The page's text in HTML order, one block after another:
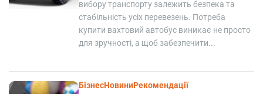
вибору транспорту залежить безпека та
стабільність усіх перевезень. Потреба
купити вахтовий автобус виникає не просто
для зручності, а щоб забезпечити...
БізнесНовиниРекомендації